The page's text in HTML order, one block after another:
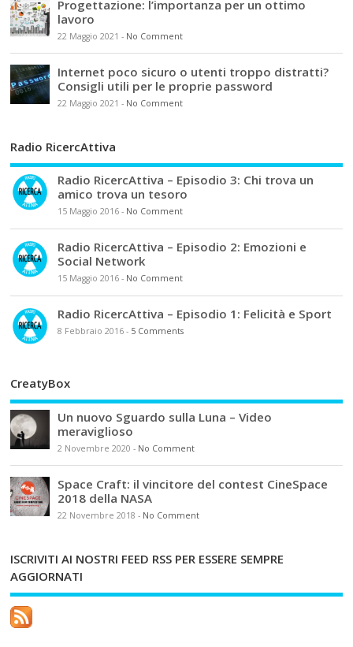
Progettazione: l’importanza per un ottimo
lavoro
22 Maggio 2021 - No Comment
Internet poco sicuro o utenti troppo distratti?
Consigli utili per le proprie password
22 Maggio 2021 - No Comment
Radio RicercAttiva
Radio RicercAttiva – Episodio 3: Chi trova un
amico trova un tesoro
15 Maggio 2016 - No Comment
Radio RicercAttiva – Episodio 2: Emozioni e
Social Network
15 Maggio 2016 - No Comment
Radio RicercAttiva – Episodio 1: Felicità e Sport
8 Febbraio 2016 - 5 Comments
CreatyBox
Un nuovo Sguardo sulla Luna – Video
meraviglioso
2 Novembre 2020 - No Comment
Space Craft: il vincitore del contest CineSpace
2018 della NASA
22 Novembre 2018 - No Comment
ISCRIVITI AI NOSTRI FEED RSS PER ESSERE SEMPRE
AGGIORNATI